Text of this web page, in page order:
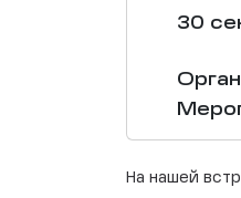
30
На нашей